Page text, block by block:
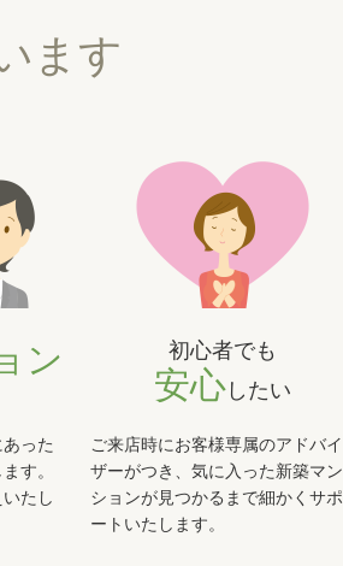
ます
ン
った
す。
たし
初心者でも
安心 したい
ご来店時にお客様専属のアドバイ
ザーがつき、気に入った新築マン
ションが見つかるまで細かくサポ
ートいたします。